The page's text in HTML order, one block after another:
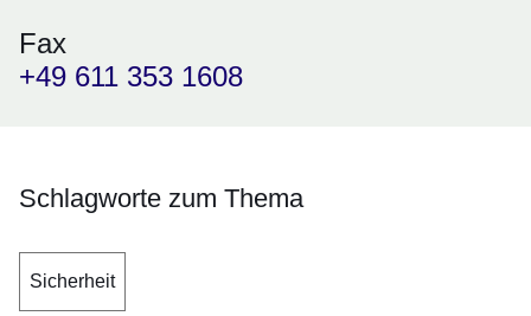
Fax
+49 611 353 1608
Schlagworte zum Thema
Sicherheit